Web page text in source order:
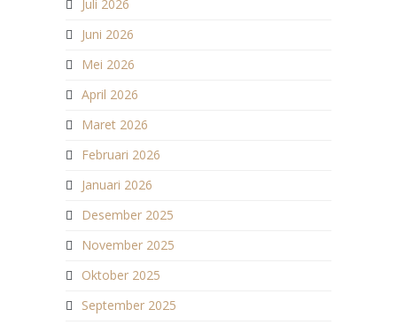
Juli 2026
Juni 2026
Mei 2026
April 2026
Maret 2026
Februari 2026
Januari 2026
Desember 2025
November 2025
Oktober 2025
September 2025